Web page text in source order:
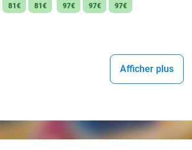
81€ 81€ 97€ 97€ 97€
Afficher plus